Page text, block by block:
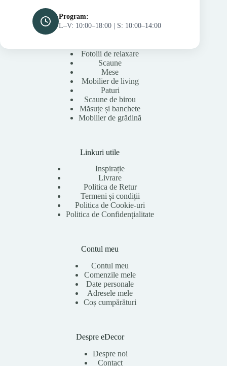
Program:
L–V: 10:00–18:00 | S: 10:00–14:00
Fotolii de relaxare
Scaune
Mese
Mobilier de living
Paturi
Scaune de birou
Măsuțe și banchete
Mobilier de grădină
Linkuri utile
Inspirație
Livrare
Politica de Retur
Termeni și condiții
Politica de Cookie-uri
Politica de Confidențialitate
Contul meu
Contul meu
Comenzile mele
Date personale
Adresele mele
Coș cumpărături
Despre eDecor
Despre noi
Contact